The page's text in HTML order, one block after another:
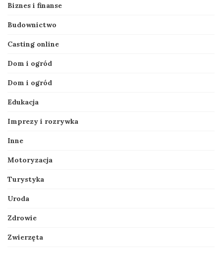
Biznes i finanse
Budownictwo
Casting online
Dom i ogród
Dom i ogród
Edukacja
Imprezy i rozrywka
Inne
Motoryzacja
Turystyka
Uroda
Zdrowie
Zwierzęta